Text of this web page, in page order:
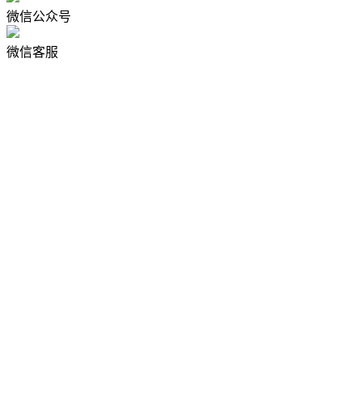
微信公众号
微信客服